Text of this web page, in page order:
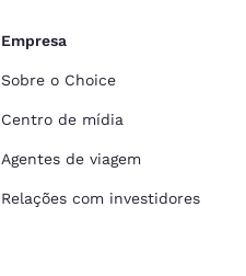
Empresa
Sobre o Choice
Centro de mídia
Agentes de viagem
Relações com investidores